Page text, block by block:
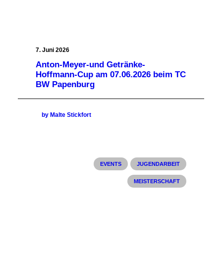
7. Juni 2026
Anton-Meyer-und Getränke-
Hoffmann-Cup am 07.06.2026 beim TC
BW Papenburg
by Malte Stickfort
EVENTS JUGENDARBEIT
MEISTERSCHAFT